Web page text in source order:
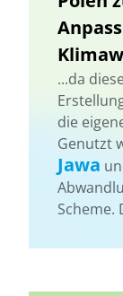
...da
die
Genutzt
Jawa
Scheme.